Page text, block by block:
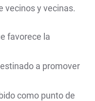
vecinos y vecinas.
favorece la
a promover
como punto de